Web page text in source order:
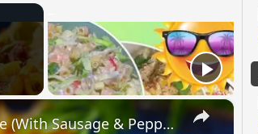
×
The Easiest Italian Stuffed Shells You’ll Ever Make (With Sausage & Peppers!)